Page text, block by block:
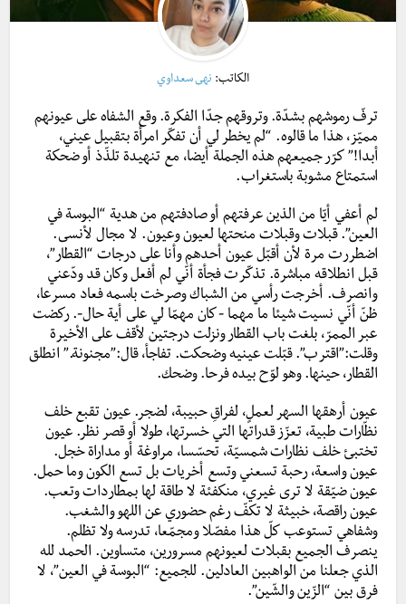
الكاتب: نهى سعداوي
ترفّ رموشهم بشدّة. وتروقهم جدّا الفكرة. وقع الشفاه على عيونهم
مميّز، هذا ما قالوه. “لم يخطر لي أن تفكّر امرأة بتقبيل عيني،
أبدا!” كرّر جميعهم هذه الجملة أيضا، مع تنهيدة تلذّذ أو ضحكة
استمتاع مشوبة باستغراب.
لم أعفي أيّا من الذين عرفتهم أو صادفتهم من هدية “البوسة في
العين”. قبلات وقبلات منحتها لعيون وعيون. لا مجال لأنسى.
اضطررت مرة لأن أقبّل عيون أحدهم وأنا على درجات “القطار”،
قبل انطلاقه مباشرة. تذكّرت فجأة أنّي لم أفعل وكان قد ودّعني
وانصرف. أخرجت رأسي من الشباك وصرخت باسمه فعاد مسرعا،
ظنّ أنّي نسيت شيئا ما مهما -كان مهمّا لي على أية حال-. ركضت
عبر الممرّ، بلغت باب القطار ونزلت درجتين لأقف على الأخيرة
وقلت:”اقترب”. قبّلت عينيه وضحكت. تفاجأ، قال:”مجنونة.” انطلق
القطار، حينها. وهو لوّح بيده فرحا. وضحك.
عيون أرهقها السهر لعملٍ، لفراقِ حبيبة، لضجر. عيون تقبع خلف
نظّارات طبية، تعزّز قدراتها التي خسرتها، طولا أو قصر نظر. عيون
تختبئ خلف نظارات شمسيّة، تحسّسا، مراوغة أو مداراة خجل.
عيون واسعة، رحبة تسعني وتسع أخريات بل تسع الكون وما حمل.
عيون ضيّقة لا ترى غيري، منكفئة لا طاقة لها بمطاردات وتعب.
عيون راقصة، خبيثة لا تكفّ رغم حضوري عن اللهو والشغب.
وشفاهي تستوعب كلّ هذا مفصّلا ومجمّعا، تدرسه ولا تظلم.
ينصرف الجميع بقبلات لعيونهم مسرورين، متساوين. الحمد لله
الذي جعلنا من الواهبين العادلين. للجميع: “البوسة في العين”، لا
فرق بين “الزّين والشّين”.